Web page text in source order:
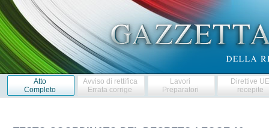
Atto
Completo
Avviso di rettifica
Errata corrige
Lavori
Preparatori
Direttive
recepite